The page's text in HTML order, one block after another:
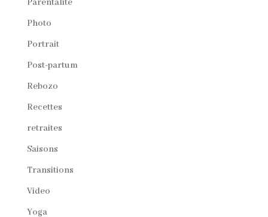
Parentalité
Photo
Portrait
Post-partum
Rebozo
Recettes
retraites
Saisons
Transitions
Video
Yoga